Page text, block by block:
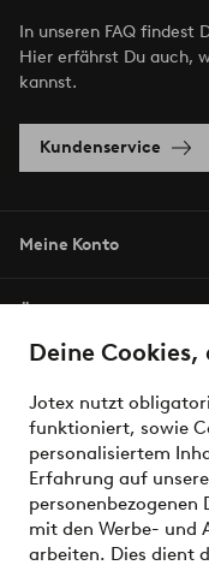
Deine Cookies,
Jotex nutzt
funktioniert, sowie
personalisiertem
Erfahrung auf
personenbezogenen
mit den Werbe- und
arbeiten. Dies dient
In unseren FAQ findest
Hier erfährst Du auch,
kannst.
Kundenservice
Meine Konto
Bedingungen
Sichere